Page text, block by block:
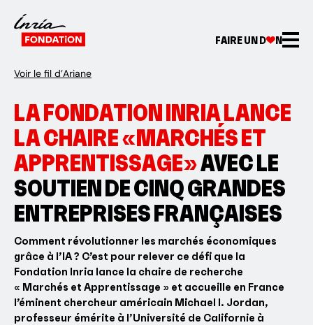
FAIRE UN D N
Voir le fil d’Ariane
LA FONDATION INRIA LANCE
LA CHAIRE «MARCHÉS ET
APPRENTISSAGE»AVEC LE
SOUTIEN DE CINQ GRANDES
ENTREPRISES FRANÇAISES
Comment révolutionner les marchés économiques
grâce à l’IA ? C’est pour relever ce défi que la
Fondation Inria lance la chaire de recherche
« Marchés et Apprentissage » et accueille en France
l’éminent chercheur américain Michael I. Jordan,
professeur émérite à l’Université de Californie à